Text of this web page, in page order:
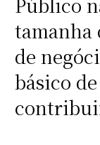
Público
tamanha
de
básico